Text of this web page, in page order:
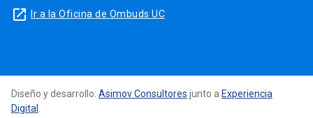
launch Ir a la Oficina de Ombuds UC
Diseño y desarrollo: Asimov Consultores junto a Experiencia
Digital